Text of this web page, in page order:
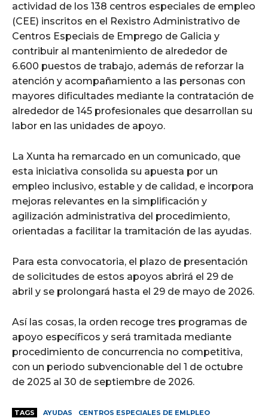
actividad de los 138 centros especiales de empleo
(CEE) inscritos en el Rexistro Administrativo de
Centros Especiais de Emprego de Galicia y
contribuir al mantenimiento de alrededor de
6.600 puestos de trabajo, además de reforzar la
atención y acompañamiento a las personas con
mayores dificultades mediante la contratación de
alrededor de 145 profesionales que desarrollan su
labor en las unidades de apoyo.
La Xunta ha remarcado en un comunicado, que
esta iniciativa consolida su apuesta por un
empleo inclusivo, estable y de calidad, e incorpora
mejoras relevantes en la simplificación y
agilización administrativa del procedimiento,
orientadas a facilitar la tramitación de las ayudas.
Para esta convocatoria, el plazo de presentación
de solicitudes de estos apoyos abrirá el 29 de
abril y se prolongará hasta el 29 de mayo de 2026.
Así las cosas, la orden recoge tres programas de
apoyo específicos y será tramitada mediante
procedimiento de concurrencia no competitiva,
con un periodo subvencionable del 1 de octubre
de 2025 al 30 de septiembre de 2026.
TAGS AYUDAS CENTROS ESPECIALES DE EMLPLEO